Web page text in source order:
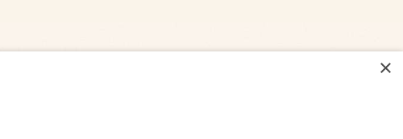
×